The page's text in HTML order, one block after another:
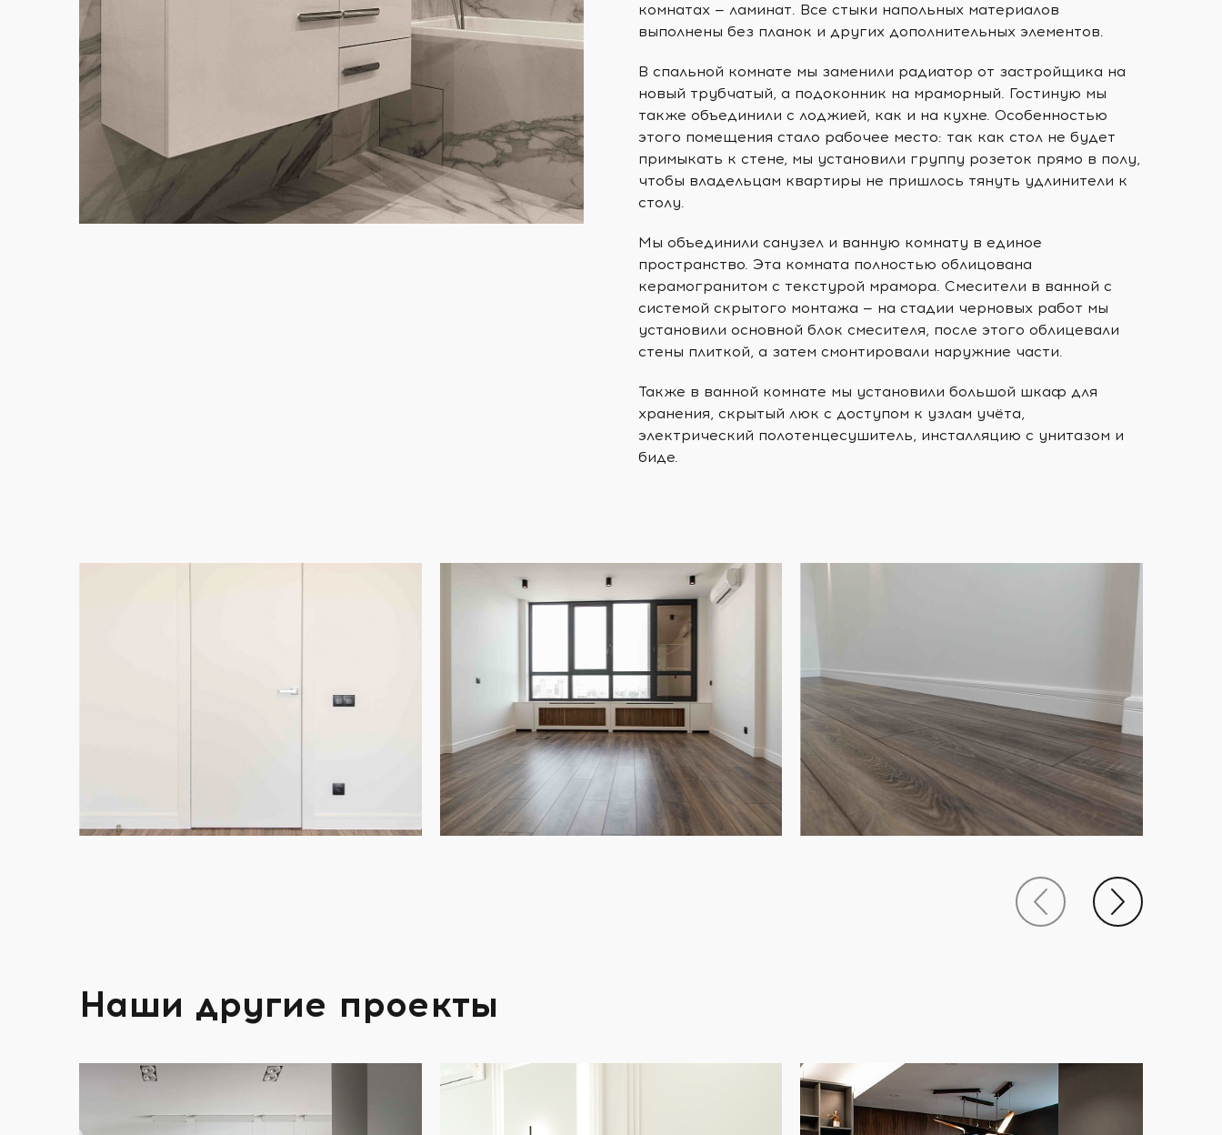
комнатах — ламинат. Все стыки напольных материалов
выполнены без планок и других дополнительных элементов.
В спальной комнате мы заменили радиатор от застройщика на
новый трубчатый, а подоконник на мраморный. Гостиную мы
также объединили с лоджией, как и на кухне. Особенностью
этого помещения стало рабочее место: так как стол не будет
примыкать к стене, мы установили группу розеток прямо в полу,
чтобы владельцам квартиры не пришлось тянуть удлинители к
столу.
Мы объединили санузел и ванную комнату в единое
пространство. Эта комната полностью облицована
керамогранитом с текстурой мрамора. Смесители в ванной с
системой скрытого монтажа — на стадии черновых работ мы
установили основной блок смесителя, после этого облицевали
стены плиткой, а затем смонтировали наружние части.
Также в ванной комнате мы установили большой шкаф для
хранения, скрытый люк с доступом к узлам учёта,
электрический полотенцесушитель, инсталляцию с унитазом и
биде.
Наши другие проекты